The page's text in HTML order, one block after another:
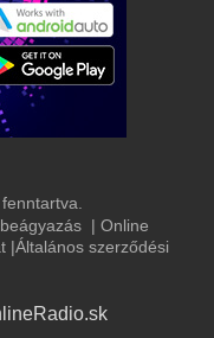
| Online
|Általános szerződési